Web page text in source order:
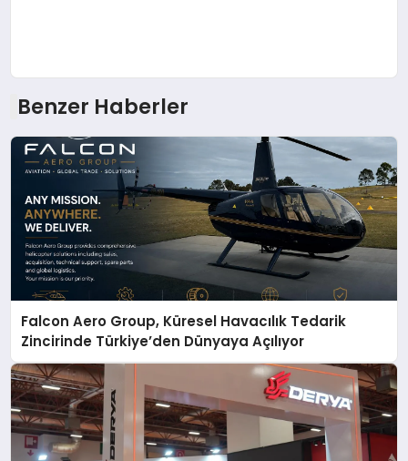
Benzer Haberler
Falcon Aero Group, Küresel Havacılık Tedarik
Zincirinde Türkiye’den Dünyaya Açılıyor